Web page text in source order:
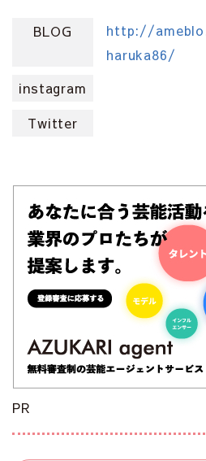
BLOG
http://
haruka86/
instagram
Twitter
PR